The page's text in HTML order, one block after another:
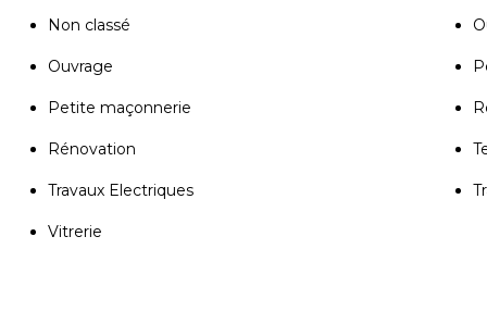
Non classé
Ouvrage
Petite maçonnerie
Rénovation
Travaux Electriques
Vitrerie